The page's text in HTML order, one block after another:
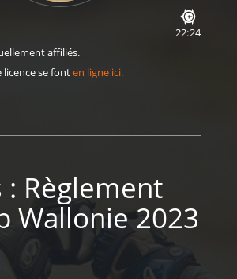
22:24
affiliés.
licence se fonten ligne ici.
: Règlement
Wallonie 2023